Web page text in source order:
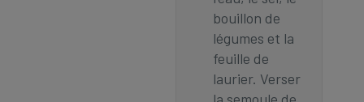
bouillon de
légumes et la
feuille de
laurier. Verser